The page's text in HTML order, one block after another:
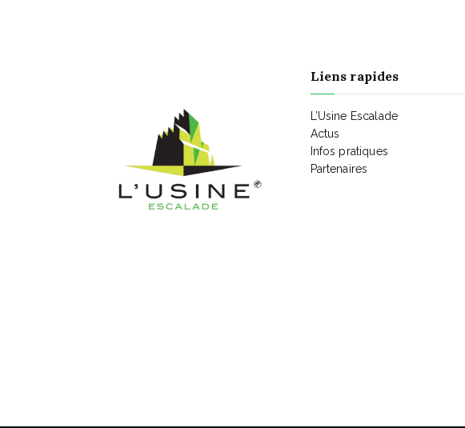
Liens rapides
L’Usine Escalade
Actus
Infos pratiques
Partenaires